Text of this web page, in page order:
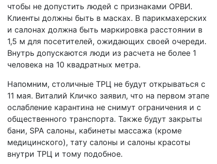
чтобы не допустить людей с признаками ОРВИ.
Клиенты должны быть в масках. В парикмахерских
и салонах должна быть маркировка расстоянии в
1,5 м для посетителей, ожидающих своей очереди.
Внутрь допускаются люди из расчета не более 1
человека на 10 квадратных метра.
Напомним, столичные ТРЦ не будут открываться с
11 мая. Виталий Кличко заявил, что на первом этапе
ослабление карантина не снимут ограничения и с
общественного транспорта. Также будут закрыты
бани, SPA салоны, кабинеты массажа (кроме
медицинского), тату салоны и салоны красоты
внутри ТРЦ и тому подобное.